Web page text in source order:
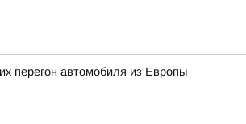
перегон автомобиля из Европы